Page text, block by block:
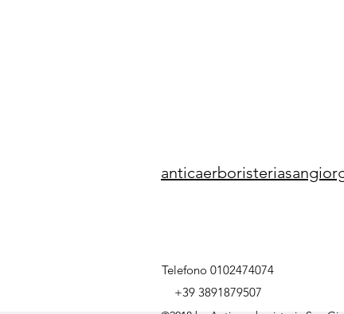
Telefono 0102474074
+39 3891879507